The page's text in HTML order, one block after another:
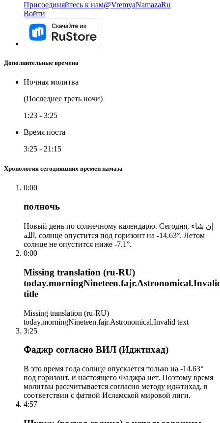
Присоединяйтесь к нам@VremyaNamazaRu
Войти
Дополнительные времена
Ночная молитва
(Последнее треть ночи)
1:23 - 3:25
Время поста
3:25 - 21:15
Хронология сегодняшних времен намаза
0:00
полночь
Новый день по солнечному календарю. Сегодня, إن شاء
الله, солнце опустится под горизонт на -14.63°. Летом
солнце не опустится ниже -7.1°.
0:00
Missing translation (ru-RU)
title
Missing translation (ru-RU)
today.morningNineteen.fajr.Astronomical.Invalid text
3:25
Фаджр согласно ВИЛ (Иджтихад)
В это время года солнце опускается только на -14.63°
под горизонт, и настоящего Фаджра нет. Поэтому время
молитвы рассчитывается согласно методу иджтихад, в
соответствии с фатвой Исламской мировой лиги.
4:57